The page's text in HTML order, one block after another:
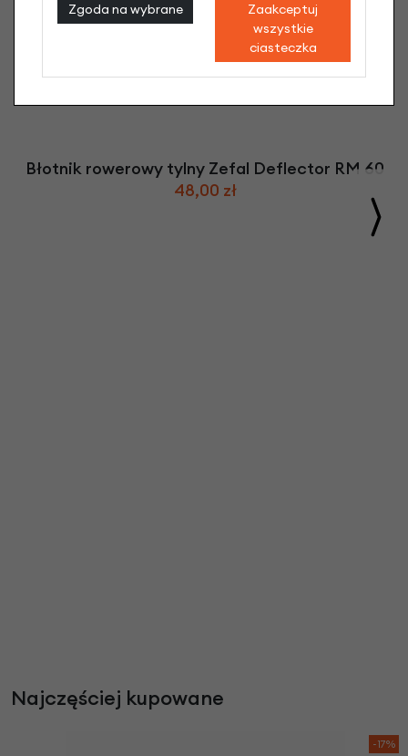
Błotnik rowerowy tylny Zefal Deflector RM 60
48,00 zł
Najczęściej kupowane
-17%
Zgoda na wybrane
Zaakceptuj
wszystkie
ciasteczka